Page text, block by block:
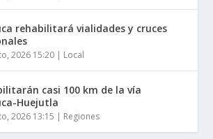
rehabilitará vialidades y cruces
2026 15:20 | Local
casi 100 km de la vía
Huejutla
2026 13:15 | Regiones